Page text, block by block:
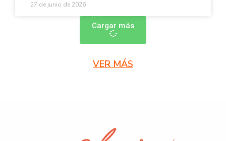
27 de junio de 2026
Cargar más
VER MÁS